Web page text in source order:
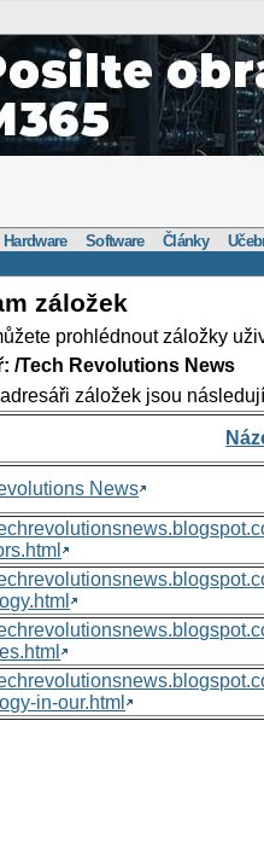
Hardware Software Články
záložek
prohlédnout záložky
/Tech Revolutions News
záložek jsou
News
in-our.html